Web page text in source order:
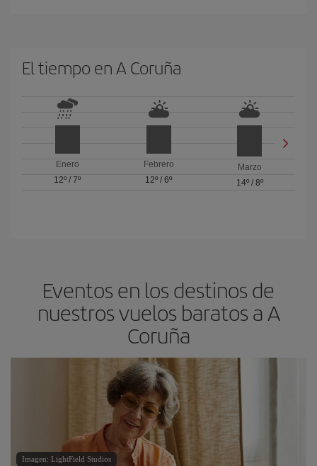
El tiempo en A Coruña
Enero
12º /7º
Febrero
12º / 6º
Marzo
14º/ 8º
Eventos en los destinos de
nuestros vuelos baratos a A
Coruña
Imagen: LightField Studios